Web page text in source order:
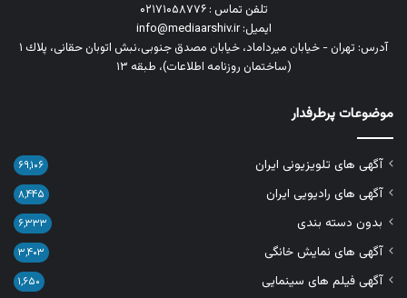
تلفن تماس : ۰۲۱۷۱۰۵۸۷۷۶
ایمیل: info@mediaarshiv.ir
آدرس: تهران - خیابان میرداماد، خیابان مصدق جنوبی،نبش اتوبان حقانی، پلاك ١
(ساختمان روزنامه اطلاعات)، طبقه ۱۳
موضوعات پرطرفدار
آگهی های تلویزیونی ایران ۶۹,۱۰۶
آگهی های رادیویی ایران ۸,۴۴۵
بدون دسته بندی ۶,۳۳۳
آگهی های نمایش خانگی ۳,۴۰۳
آگهی فیلم های سینمایی ۱,۶۵۰